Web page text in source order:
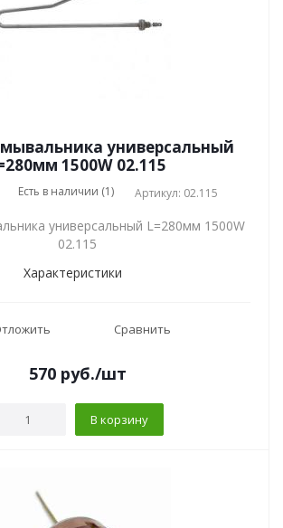
универсальный
1500W 02.115
Есть в наличии (1) Артикул: 02.115
универсальный L=280мм 1500W
02.115
Характеристики
Сравнить
570руб./шт
В корзину